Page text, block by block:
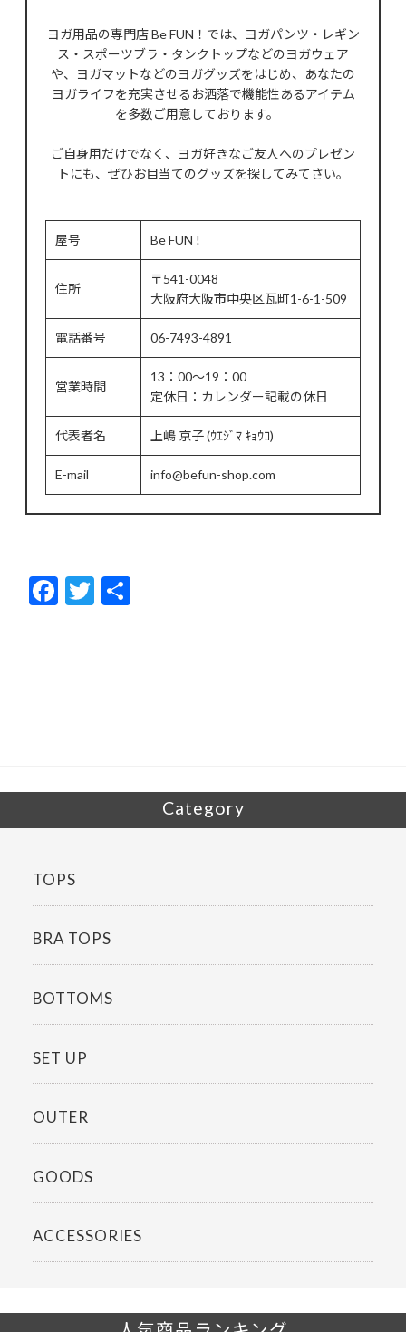
ヨガ用品の専門店 Be FUN！では、ヨガパンツ・レギン
ス・スポーツブラ・タンクトップなどのヨガウェア
や、ヨガマットなどのヨガグッズをはじめ、あなたの
ヨガライフを充実させるお洒落で機能性あるアイテム
を多数ご用意しております。
ご自身用だけでなく、ヨガ好きなご友人へのプレゼン
トにも、ぜひお目当てのグッズを探してみてさい。
屋号 Be FUN !
住所
〒541-0048
大阪府大阪市中央区瓦町1-6-1-509
電話番号 06-7493-4891
営業時間
13：00～19：00
定休日：カレンダー記載の休日
代表者名 上嶋 京子 (ｳｴｼﾞﾏ ｷｮｳｺ)
E-mail info@befun-shop.com
F
T
Category
TOPS
BRA TOPS
BOTTOMS
SET UP
OUTER
GOODS
ACCESSORIES